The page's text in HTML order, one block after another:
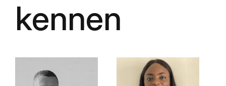
kennen